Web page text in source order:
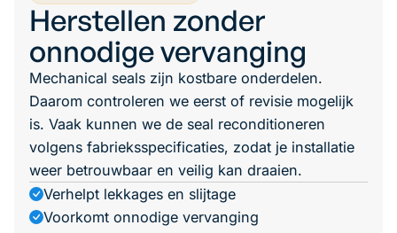
Herstellen zonder
onnodige vervanging
Mechanical seals zijn kostbare onderdelen.
Daarom controleren we eerst of revisie mogelijk
is. Vaak kunnen we de seal reconditioneren
volgens fabrieksspecificaties, zodat je installatie
weer betrouwbaar en veilig kan draaien.
Verhelpt lekkages en slijtage
Voorkomt onnodige vervanging